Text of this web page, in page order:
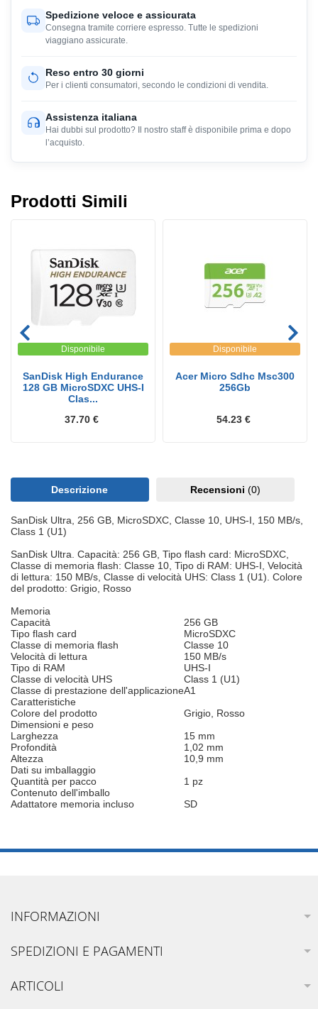
Spedizione veloce e assicurata
Consegna tramite corriere espresso. Tutte le spedizioni
viaggiano assicurate.
Reso entro 30 giorni
Per i clienti consumatori, secondo le condizioni di vendita.
Assistenza italiana
Hai dubbi sul prodotto? Il nostro staff è disponibile prima e dopo
l’acquisto.
Prodotti Simili
Disponibile
SanDisk High Endurance
128 GB MicroSDXC UHS-I
Clas...
37.70 €
Disponibile
Acer Micro Sdhc Msc300
256Gb
54.23 €
Descrizione Recensioni (0)
SanDisk Ultra, 256 GB, MicroSDXC, Classe 10, UHS-I, 150 MB/s,
Class 1 (U1)
SanDisk Ultra. Capacità: 256 GB, Tipo flash card: MicroSDXC,
Classe di memoria flash: Classe 10, Tipo di RAM: UHS-I, Velocità
di lettura: 150 MB/s, Classe di velocità UHS: Class 1 (U1). Colore
del prodotto: Grigio, Rosso
Memoria
Capacità
256 GB
Tipo flash card
MicroSDXC
Classe di memoria flash
Classe 10
Velocità di lettura
150 MB/s
Tipo di RAM
UHS-I
Classe di velocità UHS
Class 1 (U1)
Classe di prestazione dell'applicazioneA1
Caratteristiche
Colore del prodotto
Grigio, Rosso
Dimensioni e peso
Larghezza
15 mm
Profondità
1,02 mm
Altezza
10,9 mm
Dati su imballaggio
Quantità per pacco
1 pz
Contenuto dell'imballo
Adattatore memoria incluso
SD
INFORMAZIONI
SPEDIZIONI E PAGAMENTI
ARTICOLI